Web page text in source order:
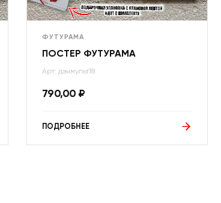
ФУТУРАМА
ПОСТЕР ФУТУРАМА
Арт: дэнмульт18
790,00 ₽
ПОДРОБНЕЕ